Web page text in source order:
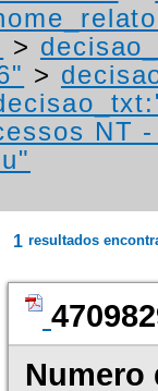
>
>
NT
1 resultados
Numero